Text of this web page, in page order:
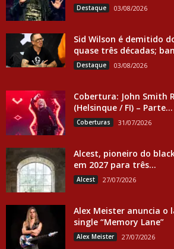
Destaque 03/08/2026
Sid Wilson é demitido
quase três décadas;
Destaque 03/08/2026
Cobertura: John Smith
(Helsinque / FI) – Parte...
Coberturas 31/07/2026
Alcest, pioneiro do
em 2027 para três...
Alcest 27/07/2026
Alex Meister anuncia o
single “Memory Lane”
Alex Meister 27/07/2026